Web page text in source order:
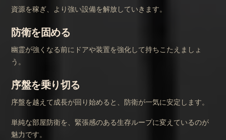
資源を稼ぎ、より強い設備を解放していきます。
防衛を固める
幽霊が強くなる前にドアや装置を強化して持ちこたえましょ
う。
序盤を乗り切る
序盤を越えて成長が回り始めると、防衛が一気に安定します。
単純な部屋防衛を、緊張感のある生存ループに変えているのが
魅力です。